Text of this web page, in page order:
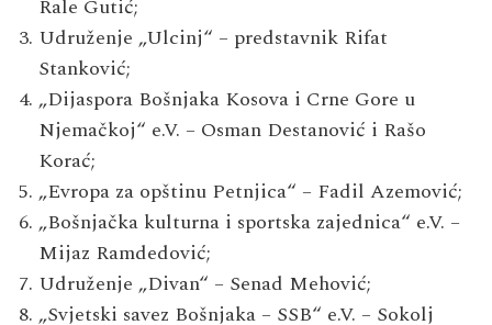
Rale Gutić;
Udruženje „Ulcinj“ – predstavnik Rifat
Stanković;
„Dijaspora Bošnjaka Kosova i Crne Gore u
Njemačkoj“ e.V. – Osman Destanović i Rašo
Korać;
„Evropa za opštinu Petnjica“ – Fadil Azemović;
„Bošnjačka kulturna i sportska zajednica“ e.V. –
Mijaz Ramdedović;
Udruženje „Divan“ – Senad Mehović;
„Svjetski savez Bošnjaka – SSB“ e.V. – Sokolj